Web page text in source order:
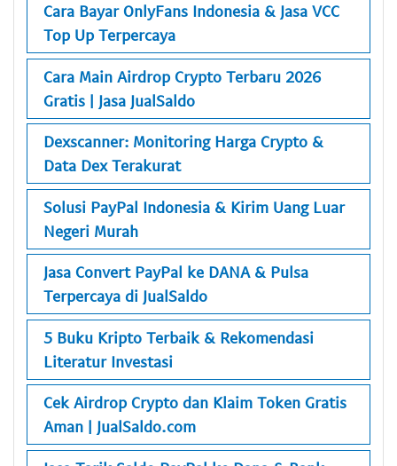
Cara Bayar OnlyFans Indonesia & Jasa VCC
Top Up Terpercaya
Cara Main Airdrop Crypto Terbaru 2026
Gratis | Jasa JualSaldo
Dexscanner: Monitoring Harga Crypto &
Data Dex Terakurat
Solusi PayPal Indonesia & Kirim Uang Luar
Negeri Murah
Jasa Convert PayPal ke DANA & Pulsa
Terpercaya di JualSaldo
5 Buku Kripto Terbaik & Rekomendasi
Literatur Investasi
Cek Airdrop Crypto dan Klaim Token Gratis
Aman | JualSaldo.com